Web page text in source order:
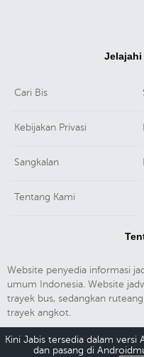
Cari Bis
Kebijakan Privasi
Sangkalan
Tentang Kami
Website penyedia informasi
umum Indonesia. Website
trayek bus, sedangkan
trayek angkot.
Kini Jabis tersedia dalam
dan pasang di